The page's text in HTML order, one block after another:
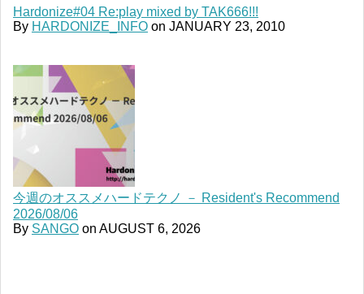
Hardonize#04 Re:play mixed by TAK666!!!
By HARDONIZE_INFO on JANUARY 23, 2010
今週のオススメハードテクノ － Resident's Recommend
2026/08/06
By SANGO on AUGUST 6, 2026